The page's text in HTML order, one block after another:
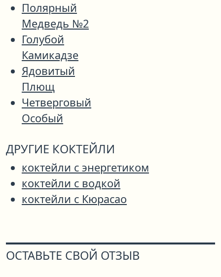
Полярный
Медведь №2
Голубой
Камикадзе
Ядовитый
Плющ
Четверговый
Особый
ДРУГИЕ КОКТЕЙЛИ
коктейли с энергетиком
коктейли с водкой
коктейли с Кюрасао
ОСТАВЬТЕ СВОЙ ОТЗЫВ